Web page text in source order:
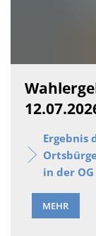
Ergebnis
in der
MEHR